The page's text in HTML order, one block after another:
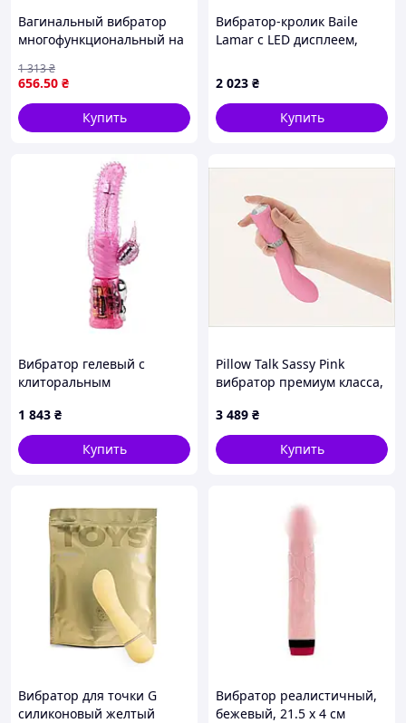
Вагинальный вибратор
многофункциональный на
Водонепроницаемый для
точки G (13,5 см) qwert
656.50 ₴
1 313₴
Купить
Вибратор-кролик Baile
Lamar с LED дисплеем,
2 023 ₴
Купить
Вибратор гелевый с
клиторальным
LYBAILE Talla Shop
1 843 ₴
Купить
Pillow Talk Sassy Pink
вибратор премиум класса,
3 489 ₴
Купить
Вибратор для точки G
силиконовый желтый
Вибратор реалистичный,
бежевый, 21.5 х 4 см